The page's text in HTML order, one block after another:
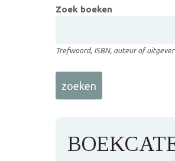
Zoek boeken
Trefwoord, ISBN, auteur of uitgever